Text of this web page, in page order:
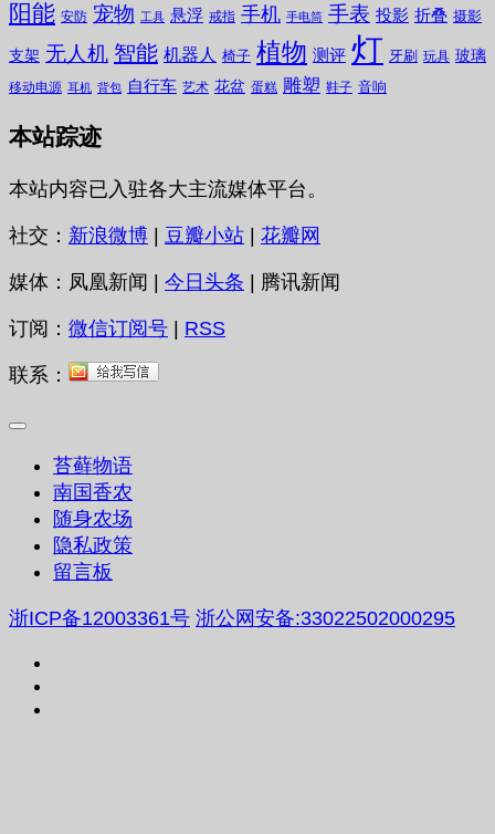
阳能 安防 宠物 工具 悬浮 戒指 手机 手电筒 手表 投影 折叠 摄影
支架 无人机 智能 机器人 椅子 植物 测评 灯 牙刷 玩具 玻璃
移动电源 耳机 背包 自行车 艺术 花盆 蛋糕 雕塑 鞋子 音响
本站踪迹
本站内容已入驻各大主流媒体平台。
社交： 新浪微博 豆瓣小站 花瓣网
媒体：凤凰新闻 | 今日头条 | 腾讯新闻
订阅： 微信订阅号 RSS
联系：
苔藓物语
南国香农
随身农场
隐私政策
留言板
浙ICP备12003361号 浙公网安备:33022502000295